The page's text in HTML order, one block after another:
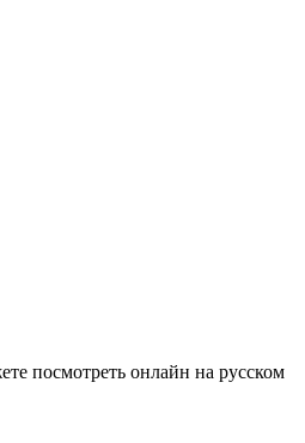
посмотреть онлайн на русском